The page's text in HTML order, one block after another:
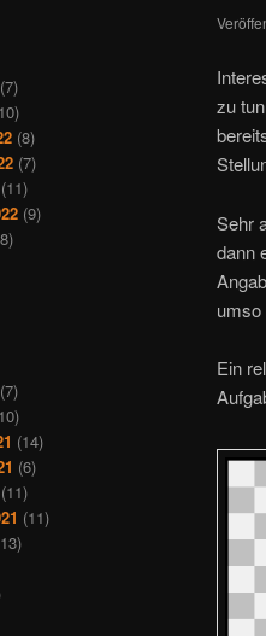
zu
Sehr
dann
umso
Ein
(7)
(8)
(7)
(11)
(9)
(7)
(14)
(6)
(11)
(11)